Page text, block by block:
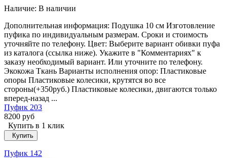
Наличие: В наличии
Дополнительная информация: Подушка 10 см Изготовление
пуфика по индивидуальным размерам. Сроки и стоимость
уточняйте по телефону. Цвет: Выберите вариант обивки пуфа
из каталога (ссылка ниже). Укажите в "Комментариях" к
заказу необходимый вариант. Или уточните по телефону.
Экокожа Ткань Варианты исполнения опор: Пластиковые
опоры Пластиковые колесики, крутятся во все
стороны(+350руб.) Пластиковые колесики, двигаются только
вперед-назад ...
Пуфик 203
8200 руб
Купить в 1 клик
Купить
Пуфик 142